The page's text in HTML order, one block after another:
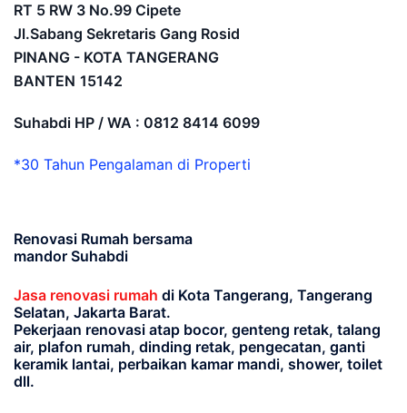
RT 5 RW 3 No.99 Cipete
Jl.Sabang Sekretaris Gang Rosid
PINANG - KOTA TANGERANG
BANTEN 15142
Suhabdi HP / WA : 0812 8414 6099
*30 Tahun Pengalaman di Properti
Renovasi Rumah bersama
mandor Suhabdi
Jasa renovasi rumah di Kota Tangerang, Tangerang
Selatan, Jakarta Barat.
Pekerjaan renovasi atap bocor, genteng retak, talang
air, plafon rumah, dinding retak, pengecatan, ganti
keramik lantai, perbaikan kamar mandi, shower, toilet
dll.